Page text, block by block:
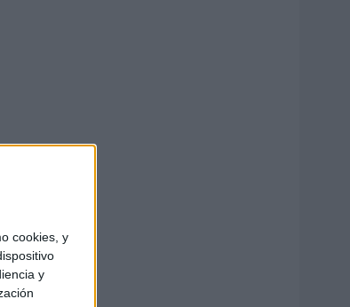
cookies, y
y